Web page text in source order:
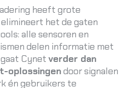
heeft grote
het de gaten
alle sensoren en
delen informatie met
Cynet verder dan
oplossingendoor signalen
én gebruikers te